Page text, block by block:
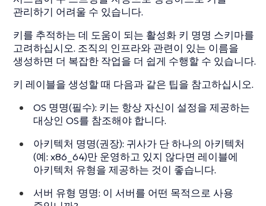
관리하기 어려울 수 있습니다.
키를 추적하는 데 도움이 되는 활성화 키 명명 스키마를
고려하십시오. 조직의 인프라와 관련이 있는 이름을
생성하면 더 복잡한 작업을 더 쉽게 수행할 수 있습니다.
키 레이블을 생성할 때 다음과 같은 팁을 참고하십시오.
OS 명명(필수): 키는 항상 자신이 설정을 제공하는
대상인 OS를 참조해야 합니다.
아키텍처 명명(권장): 귀사가 단 하나의 아키텍처
(예: x86_64)만 운영하고 있지 않다면 레이블에
아키텍처 유형을 제공하는 것이 좋습니다.
서버 유형 명명: 이 서버를 어떤 목적으로 사용